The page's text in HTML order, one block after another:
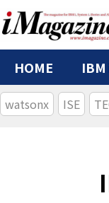
HOME IBM
watsonx ISE